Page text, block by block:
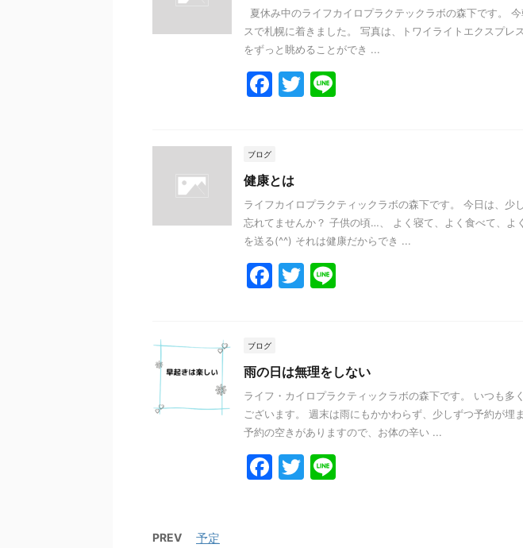
o
o
k
夏休み中のライフカイロプラクテックラボの森下です。
スで札幌に着きました。 写真は、トワイライトエクスプレ
をずっと眺めることができ ...
F
b
o
o
k
T
ブログ
健康とは
ライフカイロプラクティックラボの森下です。 今日は、少
忘れてませんか？ 子供の頃…、 よく寝て、よく食べて、よ
を送る(^^) それは健康だからでき ...
F
b
o
o
k
T
ブログ
雨の日は無理をしない
ライフ・カイロプラクティックラボの森下です。 いつも多
ございます。 週末は雨にもかかわらず、少しずつ予約が埋
予約の空きがありますので、お体の辛い ...
F
T
PREV 予定